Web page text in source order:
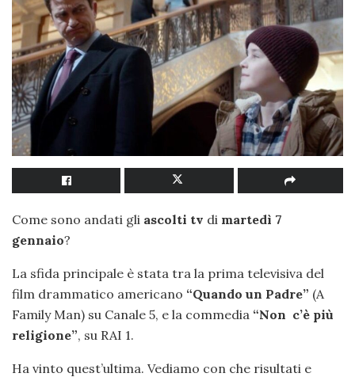
Come sono andati gli ascolti tv di martedì 7
gennaio?
La sfida principale è stata tra la prima televisiva del
film drammatico americano “Quando un Padre” (A
Family Man) su Canale 5, e la commedia “Non c’è più
religione”, su RAI 1.
Ha vinto quest’ultima. Vediamo con che risultati e